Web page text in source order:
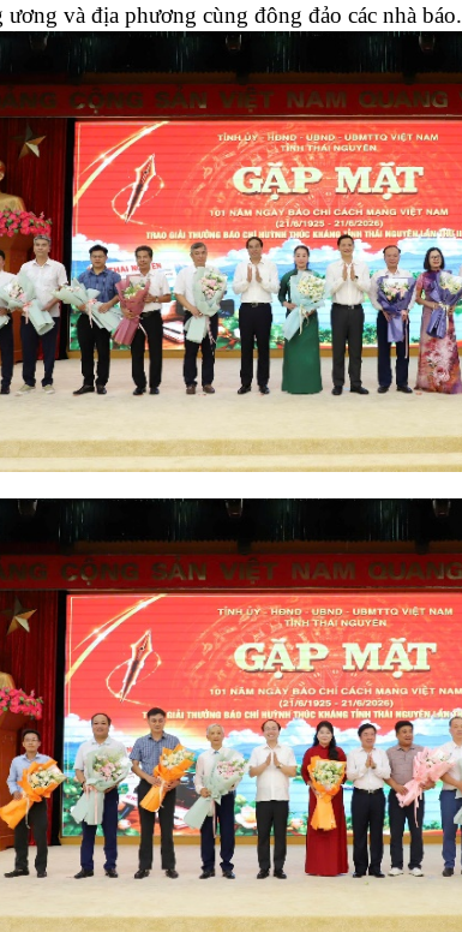
và địa phương cùng đông đảo các nhà báo.